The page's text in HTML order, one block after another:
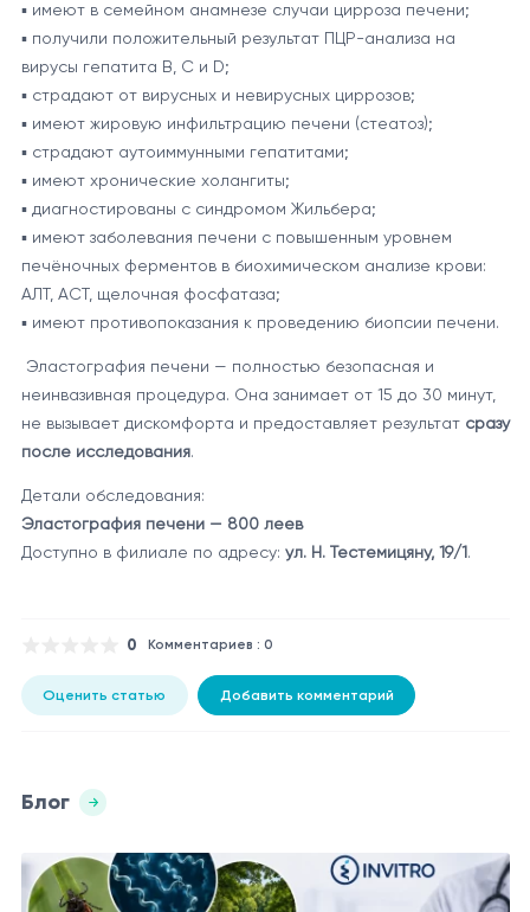
▪ имеют в семейном анамнезе случаи цирроза печени;
▪ получили положительный результат ПЦР-анализа на
вирусы гепатита B, C и D;
▪ страдают от вирусных и невирусных циррозов;
▪ имеют жировую инфильтрацию печени (стеатоз);
▪ страдают аутоиммунными гепатитами;
▪ имеют хронические холангиты;
▪ диагностированы с синдромом Жильбера;
▪ имеют заболевания печени с повышенным уровнем
печёночных ферментов в биохимическом анализе крови:
АЛТ, АСТ, щелочная фосфатаза;
▪ имеют противопоказания к проведению биопсии печени.
Эластография печени — полностью безопасная и
неинвазивная процедура. Она занимает от 15 до 30 минут,
не вызывает дискомфорта и предоставляет результат сразу
после исследования.
Детали обследования:
Эластография печени — 800 леев
Доступно в филиале по адресу: ул. Н. Тестемицяну, 19/1.
0 Комментариев : 0
Оценить статью Добавить комментарий
Блог